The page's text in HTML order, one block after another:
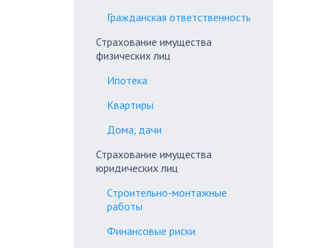
Гражданская ответственность
Страхование имущества
физических лиц
Ипотека
Квартиры
Дома, дачи
Страхование имущества
юридических лиц
Строительно-монтажные
работы
Финансовые риски